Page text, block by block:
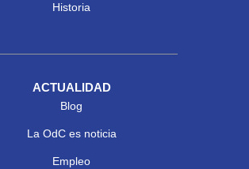
Historia
ACTUALIDAD
Blog
La OdC es noticia
Empleo